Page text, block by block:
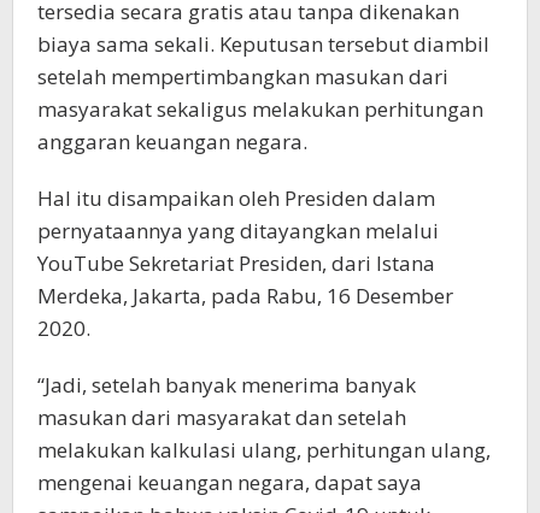
tersedia secara gratis atau tanpa dikenakan
biaya sama sekali. Keputusan tersebut diambil
setelah mempertimbangkan masukan dari
masyarakat sekaligus melakukan perhitungan
anggaran keuangan negara.
Hal itu disampaikan oleh Presiden dalam
pernyataannya yang ditayangkan melalui
YouTube Sekretariat Presiden, dari Istana
Merdeka, Jakarta, pada Rabu, 16 Desember
2020.
“Jadi, setelah banyak menerima banyak
masukan dari masyarakat dan setelah
melakukan kalkulasi ulang, perhitungan ulang,
mengenai keuangan negara, dapat saya